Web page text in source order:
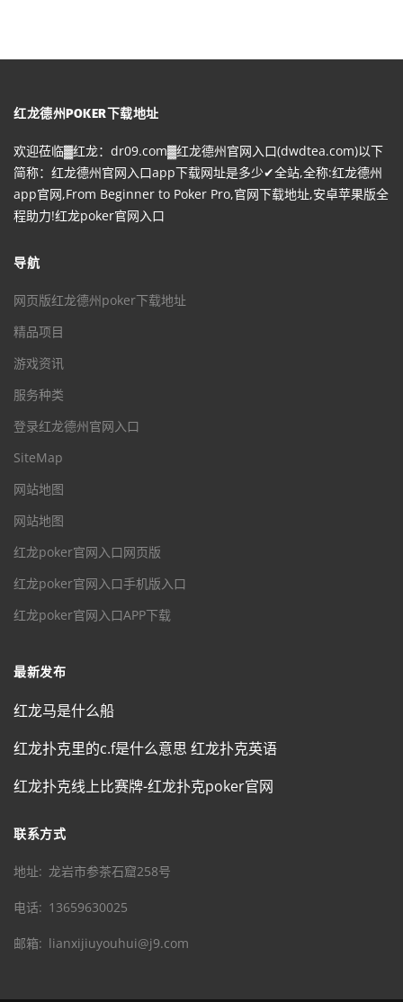
红龙德州POKER下载地址
欢迎莅临▓红龙：dr09.com▓红龙德州官网入口(dwdtea.com)以下
简称：红龙德州官网入口app下载网址是多少✔全站,全称:红龙德州
app官网,From Beginner to Poker Pro,官网下载地址,安卓苹果版全
程助力!红龙poker官网入口
导航
网页版红龙德州poker下载地址
精品项目
游戏资讯
服务种类
登录红龙德州官网入口
SiteMap
网站地图
网站地图
红龙poker官网入口网页版
红龙poker官网入口手机版入口
红龙poker官网入口APP下载
最新发布
红龙马是什么船
红龙扑克里的c.f是什么意思 红龙扑克英语
红龙扑克线上比赛牌-红龙扑克poker官网
联系方式
地址 龙岩市参茶石窟258号
电话 13659630025
邮箱 lianxijiuyouhui@j9.com